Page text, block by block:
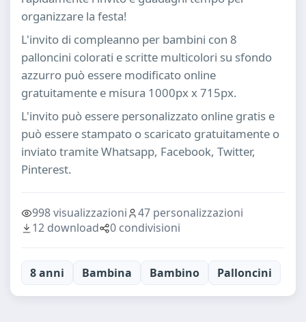
organizzare la festa!
L'invito di compleanno per bambini con 8
palloncini colorati e scritte multicolori su sfondo
azzurro può essere modificato online
gratuitamente e misura 1000px x 715px.
L'invito può essere personalizzato online gratis e
può essere stampato o scaricato gratuitamente o
inviato tramite Whatsapp, Facebook, Twitter,
Pinterest.
998 visualizzazioni
47 personalizzazioni
12 download
0 condivisioni
8 anni Bambina Bambino Palloncini